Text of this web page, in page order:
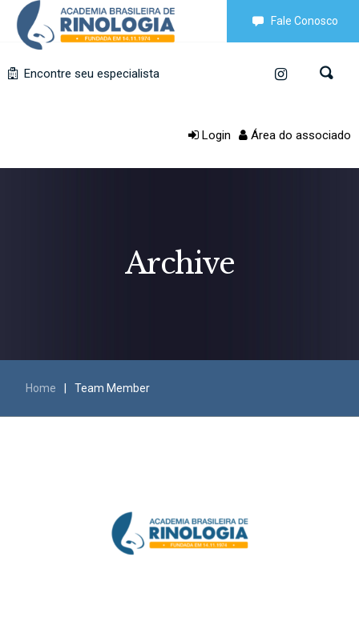
Fale Conosco
Encontre seu especialista
Login Área do associado
Archive
Home Team Member